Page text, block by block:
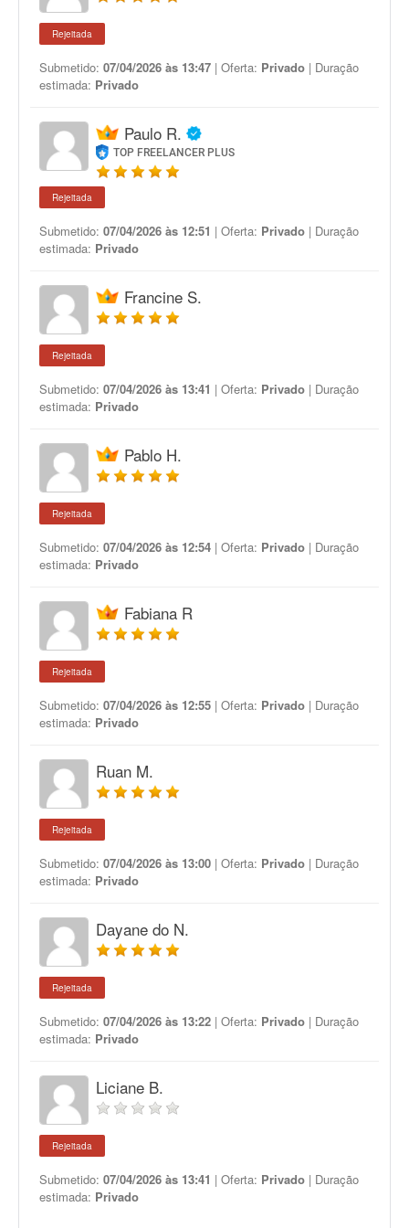
Rejeitada
Submetido: 07/04/2026 às 13:47 | Oferta: Privado | Duração
estimada: Privado
Paulo R.
TOP FREELANCER PLUS
Rejeitada
Submetido: 07/04/2026 às 12:51 | Oferta: Privado | Duração
estimada: Privado
Francine S.
Rejeitada
Submetido: 07/04/2026 às 13:41 | Oferta: Privado | Duração
estimada: Privado
Pablo H.
Rejeitada
Submetido: 07/04/2026 às 12:54 | Oferta: Privado | Duração
estimada: Privado
Fabiana R
Rejeitada
Submetido: 07/04/2026 às 12:55 | Oferta: Privado | Duração
estimada: Privado
Ruan M.
Rejeitada
Submetido: 07/04/2026 às 13:00 | Oferta: Privado | Duração
estimada: Privado
Dayane do N.
Rejeitada
Submetido: 07/04/2026 às 13:22 | Oferta: Privado | Duração
estimada: Privado
Liciane B.
Rejeitada
Submetido: 07/04/2026 às 13:41 | Oferta: Privado | Duração
estimada: Privado